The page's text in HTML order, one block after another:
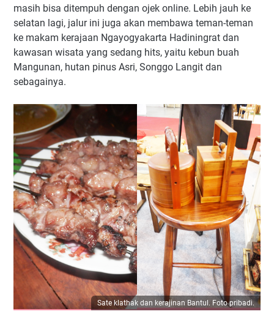
masih bisa ditempuh dengan ojek online. Lebih jauh ke
selatan lagi, jalur ini juga akan membawa teman-teman
ke makam kerajaan Ngayogyakarta Hadiningrat dan
kawasan wisata yang sedang hits, yaitu kebun buah
Mangunan, hutan pinus Asri, Songgo Langit dan
sebagainya.
Sate klathak dan kerajinan Bantul. Foto pribadi.